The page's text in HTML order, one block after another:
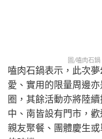
圖/嗑肉石
嗑肉石鍋表示，此次
愛、實用的限量周邊
圈，其餘活動亦將陸
中、南皆設有門市，
親友聚餐、團體慶生